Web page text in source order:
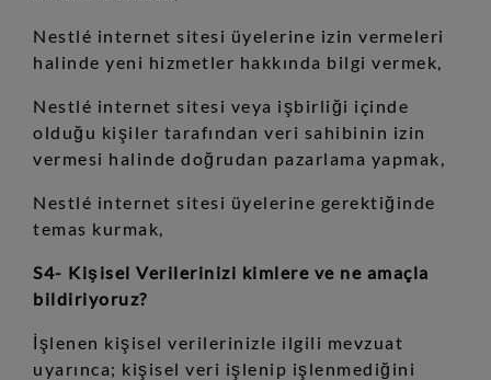
Nestlé internet sitesi üyelerine izin vermeleri
halinde yeni hizmetler hakkında bilgi vermek,
Nestlé internet sitesi veya işbirliği içinde
olduğu kişiler tarafından veri sahibinin izin
vermesi halinde doğrudan pazarlama yapmak,
Nestlé internet sitesi üyelerine gerektiğinde
temas kurmak,
S4- Kişisel Verilerinizi kimlere ve ne amaçla
bildiriyoruz?
İşlenen kişisel verilerinizle ilgili mevzuat
uyarınca; kişisel veri işlenip işlenmediğini